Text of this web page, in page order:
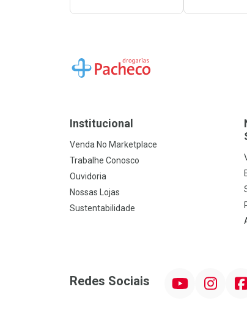
Ir para a Home
Institucional
Venda No Marketplace
Trabalhe Conosco
Ouvidoria
Nossas Lojas
Sustentabilidade
Redes Sociais Instagram